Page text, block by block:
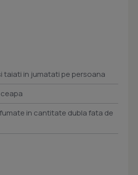
taiati in jumatati pe persoana
in cantitate dubla fata de